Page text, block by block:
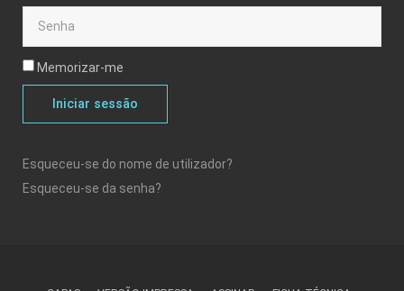
Memorizar-me
Iniciar sessão
Esqueceu-se do nome de utilizador?
Esqueceu-se da senha?